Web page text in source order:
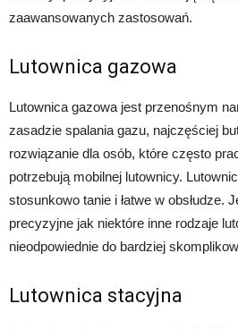
zaawansowanych zastosowań.
Lutownica gazowa
Lutownica gazowa jest przenośnym
zasadzie spalania gazu, najczęściej
rozwiązanie dla osób, które często
potrzebują mobilnej lutownicy.
stosunkowo tanie i łatwe w obsłudze.
precyzyjne jak niektóre inne rodzaje
nieodpowiednie do bardziej
Lutownica stacyjna